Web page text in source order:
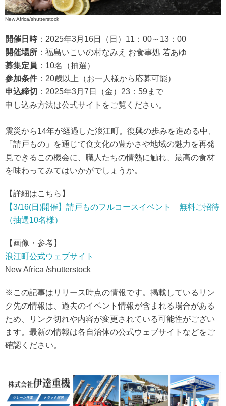
New Africa/shutterstock
開催日時：2025年3月16日（日）11：00～13：00
開催場所 ：福島いこいの村なみえ お食事処 若あゆ
募集定員 ：10名（抽選）
参加条件：20歳以上（お一人様から応募可能）
申込締切 ：2025年3月7日（金）23：59まで
申し込み方法は公式サイトをご覧ください。
震災から14年が経過した浪江町。復興の歩みを進める中、
「請戸もの」を通じて食文化の豊かさや地域の魅力を再発
見できるこの機会に、職人たちの情熱に触れ、最高の食材
を味わってみてはいかがでしょうか。
【詳細はこちら】
【3/16(日)開催】請戸ものフルコースイベント 無料ご招待
（抽選10名様）
【画像・参考】
浪江町公式ウェブサイト
New Africa /shutterstock
※この記事はリリース時点の情報です。掲載しているリン
ク先の情報は、過去のイベント情報が含まれる場合がある
ため、リンク切れや内容が変更されている可能性がござい
ます。最新の情報は各自治体の公式ウェブサイトなどをご
確認ください。